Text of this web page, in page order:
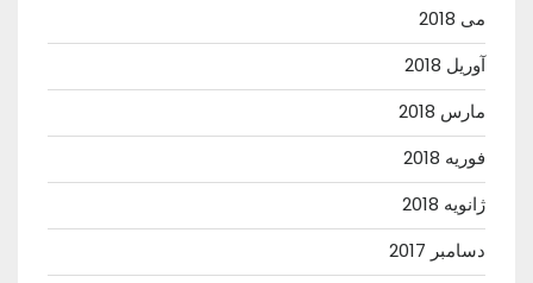
می 2018
آوریل 2018
مارس 2018
فوریه 2018
ژانویه 2018
دسامبر 2017